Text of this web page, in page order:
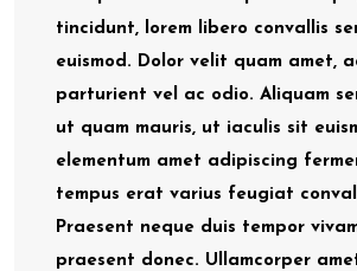
tincidunt, lorem libero convallis
euismod. Dolor velit quam amet,
parturient vel ac odio. Aliquam
ut quam mauris, ut iaculis sit
elementum amet adipiscing
tempus erat varius feugiat
Praesent neque duis tempor
praesent donec. Ullamcorper